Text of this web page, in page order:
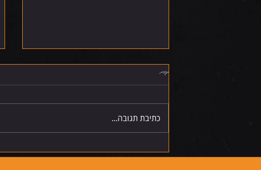
שישי 7.8.26
תגובות
כתיבת תגובה...